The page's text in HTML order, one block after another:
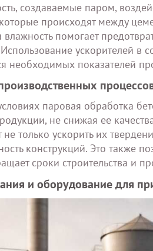
создаваемые паром,
происходят между
влажность помогает
ускорителей
необходимых показателей
паровая обработка
не снижая ее
не только ускорить их
конструкций. Это также
сроки строительства и
и оборудование для